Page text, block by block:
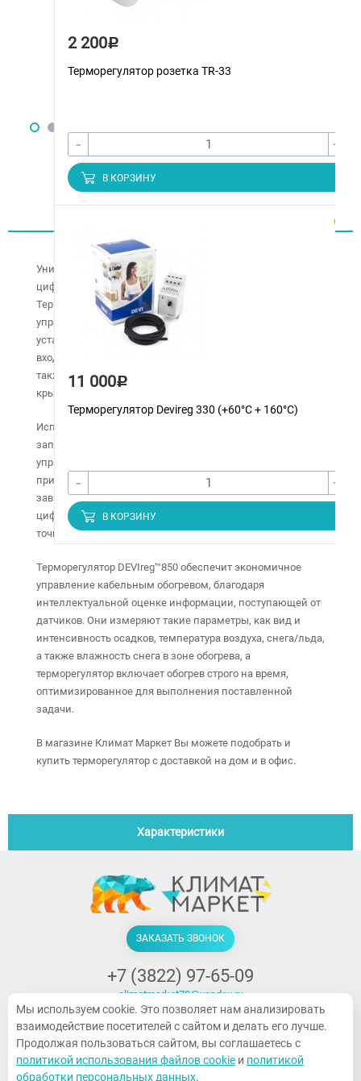
2 200Р
Терморегулятор розетка TR-33
- +
В КОРЗИНУ
11 000Р
Терморегулятор Devireg 330 (+60°C + 160°C)
- +
В КОРЗИНУ
Универсальный программируемый терморегулятор с
цифровыми датчиками влажности/температуры
Терморегулятор Devireg 850 предназначен для
управления кабельными системами снеготаяния,
установленными на наружных площадках (дорожки,
входные группы зданий, пандусы, автостоянки и пр.), а
также в водосточных системах и на проблемных участках
крыш зданий.
Используя терморегулятор Devireg 850 , Вы можете
запроектировать систему обогрева с двумя, независимо
управляемыми, зонами обогрева, а также выставить
приоритет на одну из них. Для каждой зоны, в
зависимости от ее размеров, можно подключить до двух
цифровых датчиков Кровли или Грунта, увеличивая
точность регулирования.
Терморегулятор DEVIreg™850 обеспечит экономичное
управление кабельным обогревом, благодаря
интеллектуальной оценке информации, поступающей от
датчиков. Они измеряют такие параметры, как вид и
интенсивность осадков, температура воздуха, снега/льда,
а также влажность снега в зоне обогрева, а
терморегулятор включает обогрев строго на время,
оптимизированное для выполнения поставленной
задачи.
В магазине Климат Маркет Вы можете подобрать и
купить терморегулятор с доставкой на дом и в офис.
Характеристики
ЗАКАЗАТЬ ЗВОНОК
+7 (3822) 97-65-09
climatmarket70@yandex.ru
г. Томск, Украинская, 15
ПН-ПТ. 9:00-18:00, СБ 10:00-14:00,
Воскресенье — выходной
Мы используем cookie. Это позволяет нам анализировать
взаимодействие посетителей с сайтом и делать его лучше.
Продолжая пользоваться сайтом, вы соглашаетесь с
политикой использования файлов cookie и политикой
обработки персональных данных.